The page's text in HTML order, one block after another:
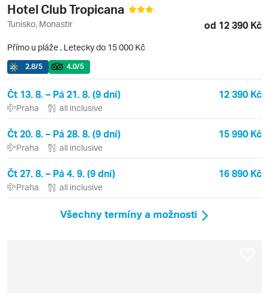
Hotel Club Tropicana
Tunisko, Monastir od 12 390 Kč
Přímo u pláže , Letecky do 15 000 Kč
2.8/5 4.0/5
Čt 13. 8. – Pá 21. 8. (9 dní) 12 390 Kč
Praha all inclusive
Čt 20. 8. – Pá 28. 8. (9 dní) 15 990 Kč
Praha all inclusive
Čt 27. 8. – Pá 4. 9. (9 dní) 16 890 Kč
Praha all inclusive
Všechny termíny a možnosti